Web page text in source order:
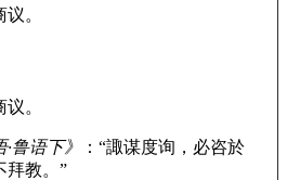
。
。
·鲁语下》
：“諏谋度询，必咨於
拜教。”